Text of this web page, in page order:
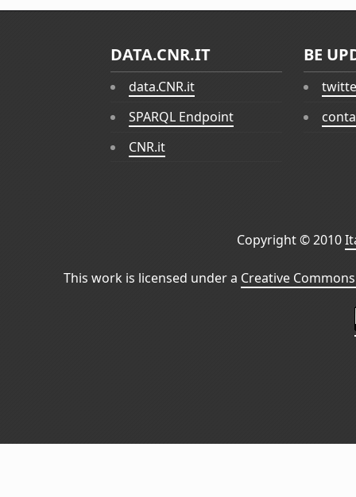
DATA.CNR.IT
data.CNR.it
SPARQL Endpoint
CNR.it
BE
Copyright © 2010
This work is licensed under a Creative